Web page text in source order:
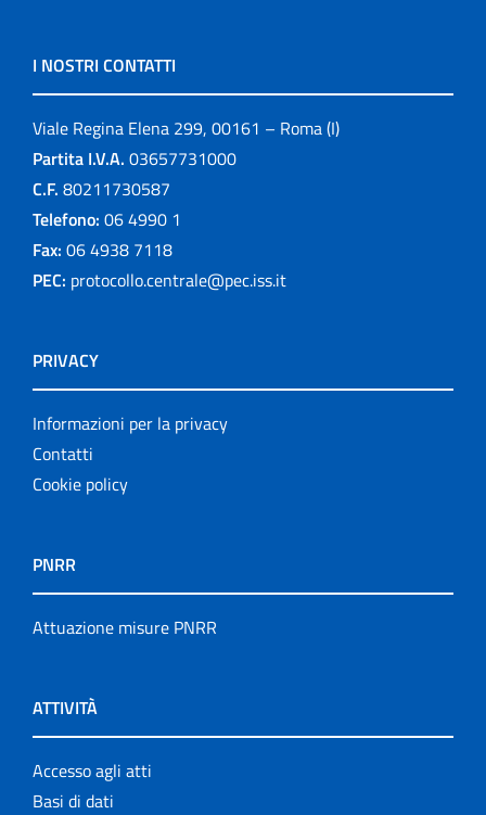
I NOSTRI CONTATTI
Viale Regina Elena 299, 00161 – Roma (I)
Partita I.V.A. 03657731000
C.F. 80211730587
Telefono: 06 4990 1
Fax: 06 4938 7118
PEC: protocollo.centrale@pec.iss.it
PRIVACY
Informazioni per la privacy
Contatti
Cookie policy
PNRR
Attuazione misure PNRR
ATTIVITÀ
Accesso agli atti
Basi di dati